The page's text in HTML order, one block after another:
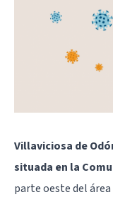
Villaviciosa de
situada en la
parte oeste del